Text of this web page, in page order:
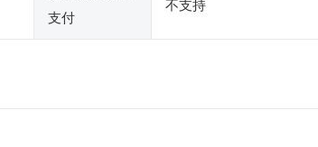
支付
不支持